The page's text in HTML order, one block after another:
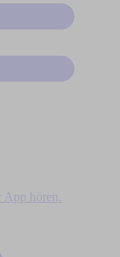
hören.